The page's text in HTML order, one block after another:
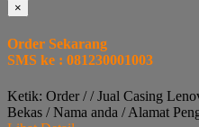
×
Order Sekarang
SMS ke : 081230001003
Ketik: Order / / Jual Casing
Bekas / Nama anda / Alamat